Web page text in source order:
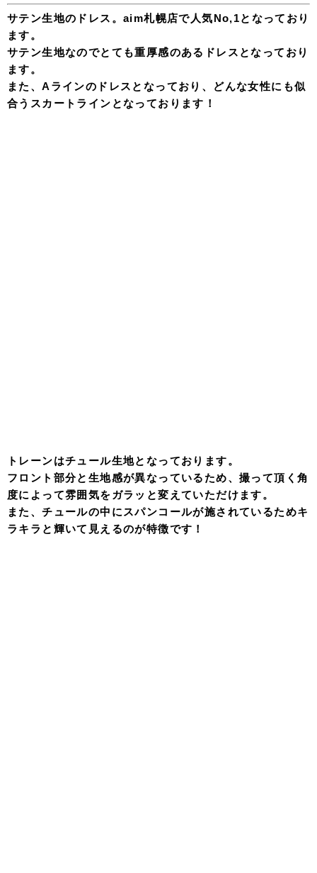
サテン生地のドレス。aim札幌店で人気No,1となっており
ます。
サテン生地なのでとても重厚感のあるドレスとなっており
ます。
また、Aラインのドレスとなっており、どんな女性にも似
合うスカートラインとなっております！
トレーンはチュール生地となっております。
フロント部分と生地感が異なっているため、撮って頂く角
度によって雰囲気をガラッと変えていただけます。
また、チュールの中にスパンコールが施されているためキ
ラキラと輝いて見えるのが特徴です！